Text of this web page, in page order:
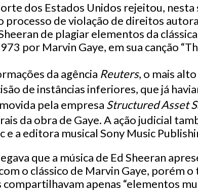
dos Estados Unidos rejeitou,
processo de violação de direitos
de plagiar elementos da clássica
por Marvin Gaye, em sua canção
da agência Reuters, o mais
de instâncias inferiores, que já
pela empresa Structured Asset
da obra de Gaye. A ação judicial
e a editora musical Sony Music
que a música de Ed Sheeran
o clássico de Marvin Gaye, porém
compartilhavam apenas “elementos